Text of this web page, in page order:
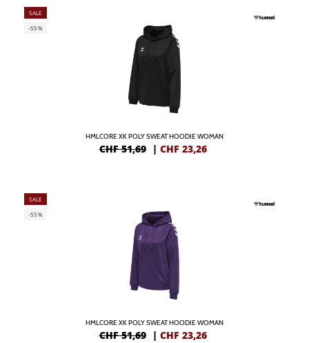
SALE
-55%
HMLCORE XK POLY SWEAT HOODIE WOMAN
CHF 51,69 | CHF 23,26
SALE
-55%
HMLCORE XK POLY SWEAT HOODIE WOMAN
CHF 51,69 | CHF 23,26